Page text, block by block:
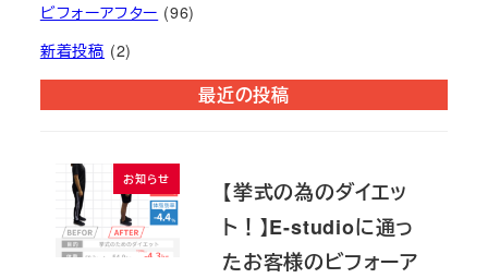
ビフォーアフター (96)
新着投稿 (2)
最近の投稿
お知らせ
【挙式の為のダイエッ
ト！】E-studioに通っ
たお客様のビフォーア